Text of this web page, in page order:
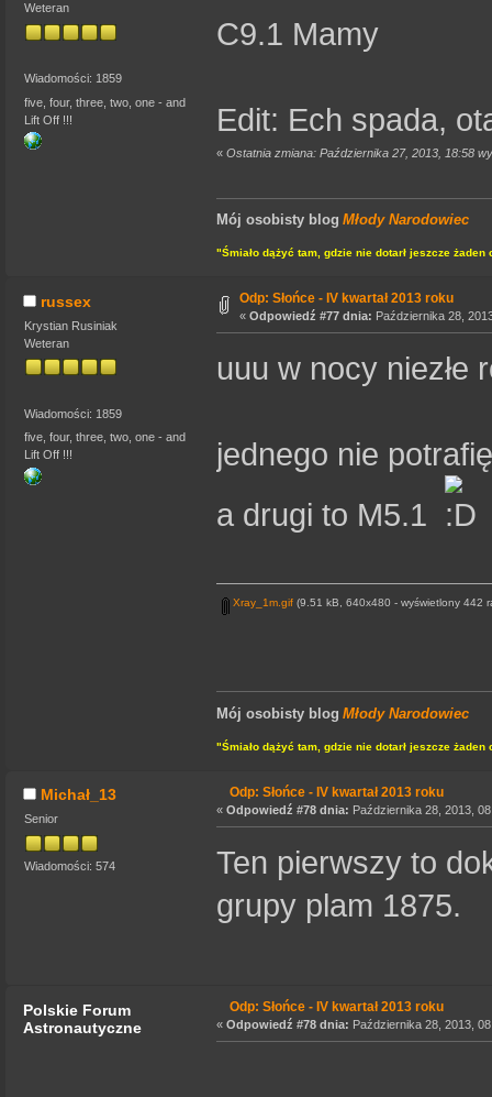
Weteran
Wiadomości: 1859
five, four, three, two, one - and
Lift Off !!!
C9.1 Mamy
Edit: Ech spada,
« Ostatnia zmiana: Października 27, 2013, 18:58
Mój osobisty blog Młody Narodowiec
"Śmiało dążyć tam, gdzie nie dotarł jeszcze żaden
russex
Krystian Rusiniak
Weteran
Wiadomości: 1859
five, four, three, two, one - and
Lift Off !!!
Odp: Słońce - IV kwartał 2013 roku
« Odpowiedź #77 dnia: Października 28,
uuu w nocy niezłe
jednego nie
a drugi to M5.1
Xray_1m.gif (9.51 kB, 640x480 - wyświetlony 442
Mój osobisty blog Młody Narodowiec
"Śmiało dążyć tam, gdzie nie dotarł jeszcze żaden
Michał_13
Senior
Wiadomości: 574
Odp: Słońce - IV kwartał 2013 roku
« Odpowiedź #78 dnia: Października 28, 2013,
Ten pierwszy to
grupy plam 1875.
Polskie Forum
Astronautyczne
Odp: Słońce - IV kwartał 2013 roku
« Odpowiedź #78 dnia: Października 28, 2013,